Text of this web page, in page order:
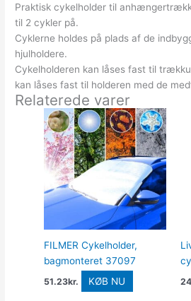
Praktisk cykelholder til
til 2 cykler på.
Cyklerne holdes på plads af de
hjulholdere.
Cykelholderen kan låses fast til
kan låses fast til holderen med de
Relaterede varer
FILMER Cykelholder,
bagmonteret 37097
51.23kr. KØB NU